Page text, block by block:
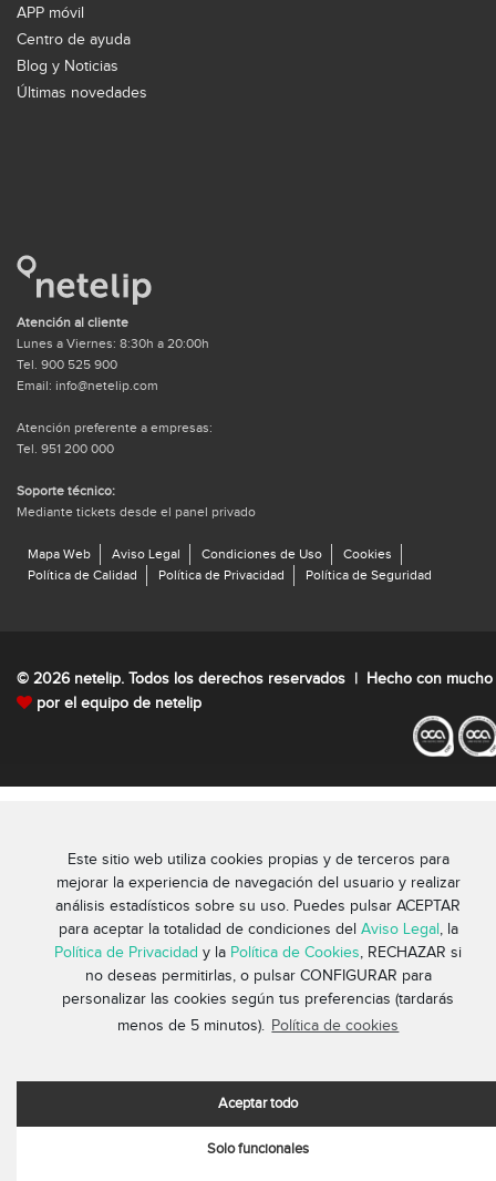
Este sitio web utiliza cookies propias y de terceros para
mejorar la experiencia de navegación del usuario y realizar
análisis estadísticos sobre su uso. Puedes pulsar ACEPTAR
para aceptar la totalidad de condiciones del Aviso Legal , la
Política de Privacidad y la Política de Cookies, RECHAZAR si
no deseas permitirlas, o pulsar CONFIGURAR para
personalizar las cookies según tus preferencias (tardarás
menos de 5 minutos). Política de cookies
Aceptar todo
Solo funcionales
APP móvil
Centro de ayuda
Blog y Noticias
Últimas novedades
Atención al cliente
Lunes a Viernes: 8:30h a 20:00h
Tel. 900 525 900
Email: info@netelip.com
Atención preferente a empresas:
Tel. 951 200 000
Soporte técnico:
Mediante tickets desde el panel privado
Mapa Web Aviso Legal Condiciones de Uso
Cookies
Política de Calidad
Política de Privacidad Política de Seguridad
© 2026 netelip. Todos los derechos reservados | Hecho con mucho
por el equipo de netelip